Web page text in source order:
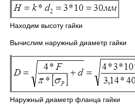
Находим высоту гайки
Вычислим наружный диаметр гайки
Наружный диаметр фланца гайки